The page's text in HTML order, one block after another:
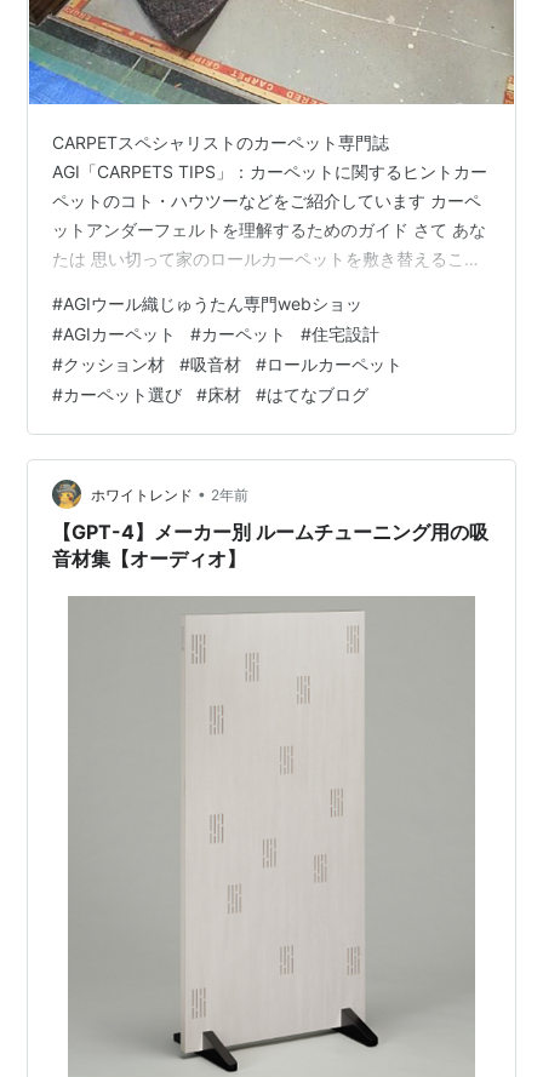
CARPETスペシャリストのカーペット専門誌
AGI「CARPETS TIPS」：カーペットに関するヒントカー
ペットのコト・ハウツーなどをご紹介しています カーペ
ットアンダーフェルトを理解するためのガイド さて あな
たは 思い切って家のロールカーペットを敷き替えること
のサイズを測り・準備は万端ですが アンダーフェルト
（下敷き）はどうしましょう？ 下敷きが不可欠な理由か
ら それぞれの部屋に最適な下敷きの選び方まで ここでは
カロールカーペットのアンダーフェルト（下敷き）につ
いてご紹介します。
#AGIウール織じゅうたん専門webショッ
#AGIカーペット #カーペット #住宅設計
#クッション材 #吸音材 #ロールカーペット
#カーペット選び #床材 #はてなブログ
ホワイトレンド • 2年前
【GPT-4】メーカー別 ルームチューニング用の吸
音材集【オーディオ】